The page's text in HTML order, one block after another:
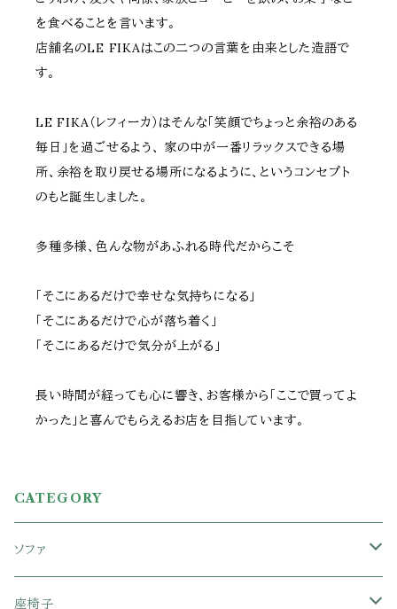
を食べることを言います。
店舗名のLE FIKAはこの二つの言葉を由来とした造語で
す。
LE FIKA（レフィーカ）はそんな「笑顔でちょっと余裕のある
毎日」を過ごせるよう、 家の中が一番リラックスできる場
所、余裕を取り戻せる場所になるように、というコンセプト
のもと誕生しました。
多種多様、色んな物があふれる時代だからこそ
「そこにあるだけで幸せな気持ちになる」
「そこにあるだけで心が落ち着く」
「そこにあるだけで気分が上がる」
長い時間が経っても心に響き、お客様から「ここで買ってよ
かった」と喜んでもらえるお店を目指しています。
CATEGORY
ソファ
1人掛けソファ
座椅子